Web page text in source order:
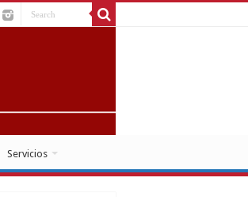
Servicios